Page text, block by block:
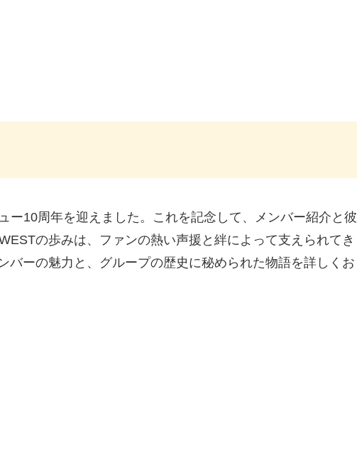
ー10周年を迎えました。これを記念して、メンバー紹介と彼
の歩みは、ファンの熱い声援と絆によって支えられてき
バーの魅力と、グループの歴史に秘められた物語を詳しくお